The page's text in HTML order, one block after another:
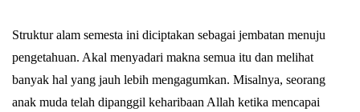
Struktur alam semesta ini diciptakan sebagai jembatan menuju
pengetahuan. Akal menyadari makna semua itu dan melihat
banyak hal yang jauh lebih mengagumkan. Misalnya, seorang
anak muda telah dipanggil keharibaan Allah ketika mencapai